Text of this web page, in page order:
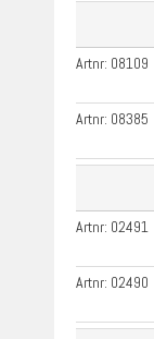
Artnr: 08109
Artnr: 08385
Artnr: 02491
Artnr: 02490